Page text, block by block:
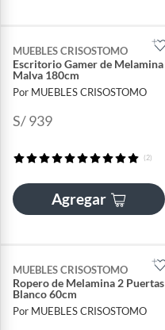
MUEBLES CRISOSTOMO
Escritorio Gamer de Melamina
Malva 180cm
Por MUEBLES CRISOSTOMO
S/ 939
(2)
Agregar
MUEBLES CRISOSTOMO
Ropero de Melamina 2 Puertas
Blanco 60cm
Por MUEBLES CRISOSTOMO